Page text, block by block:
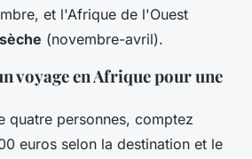
et l'Afrique de l'Ouest
(novembre-avril).
voyage en Afrique pour une
quatre personnes, comptez
euros selon la destination et le